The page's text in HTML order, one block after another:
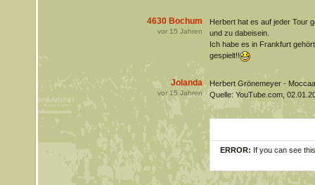
4630 Bochum
vor 15 Jahren
Herbert hat es auf jeder Tour
und zu dabeisein.
Ich habe es in Frankfurt
gespielt!!
Jolanda
vor 15 Jahren
Herbert Grönemeyer -
Quelle: YouTube.com,
ERROR: If you can see